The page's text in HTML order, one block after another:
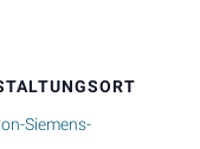
Siemens-